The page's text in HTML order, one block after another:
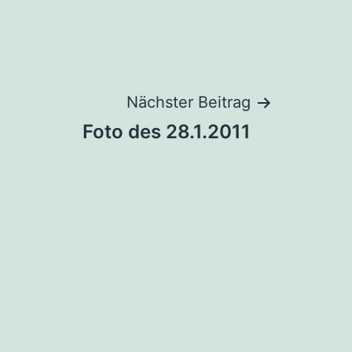
Nächster Beitrag
Foto des 28.1.2011